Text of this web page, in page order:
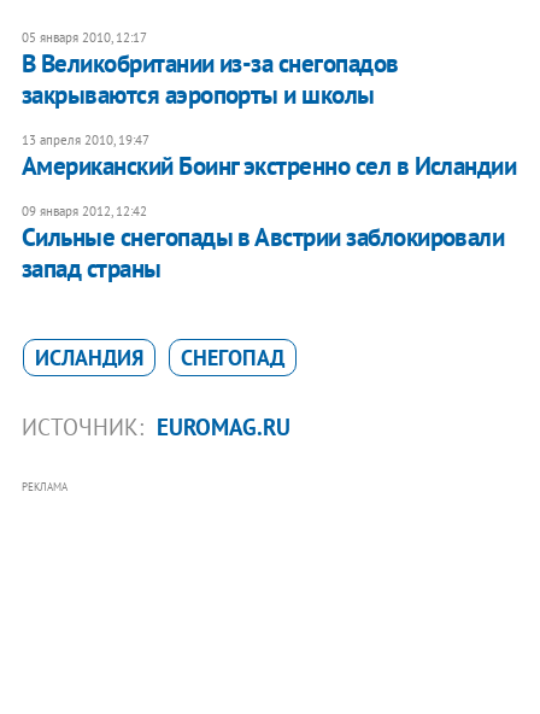
05 января 2010, 12:17
В Великобритании из-за снегопадов
закрываются аэропорты и школы
13 апреля 2010, 19:47
Американский Боинг экстренно сел в Исландии
09 января 2012, 12:42
Сильные снегопады в Австрии заблокировали
запад страны
ИСЛАНДИЯ СНЕГОПАД
ИСТОЧНИК: EUROMAG.RU
РЕКЛАМА